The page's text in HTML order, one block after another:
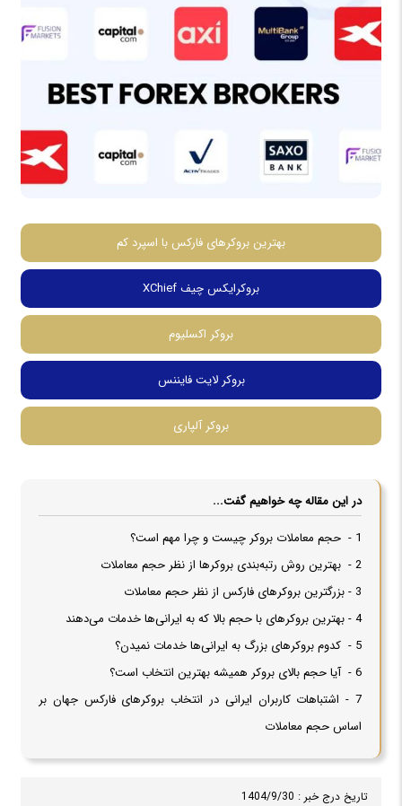
بهترین بروکرهای فارکس با اسپرد کم
بروکرایکس چیف XChief
بروکر اکسلیوم
بروکر لایت فایننس
بروکر آلپاری
در این مقاله چه خواهیم گفت...
1 - حجم معاملات بروکر چیست و چرا مهم است؟
2 - بهترین روش رتبه‌بندی بروکرها از نظر حجم معاملات
3 - بزرگترین بروکرهای فارکس از نظر حجم معاملات
4 - بهترین بروکرهای با حجم بالا که به ایرانی‌ها خدمات می‌دهند
5 - کدوم بروکرهای بزرگ به ایرانی‌ها خدمات نمیدن؟
6 - آیا حجم بالای بروکر همیشه بهترین انتخاب است؟
7 - اشتباهات کاربران ایرانی در انتخاب بروکرهای فارکس جهان بر
اساس حجم معاملات
تاریخ درج خبر : 1404/9/30